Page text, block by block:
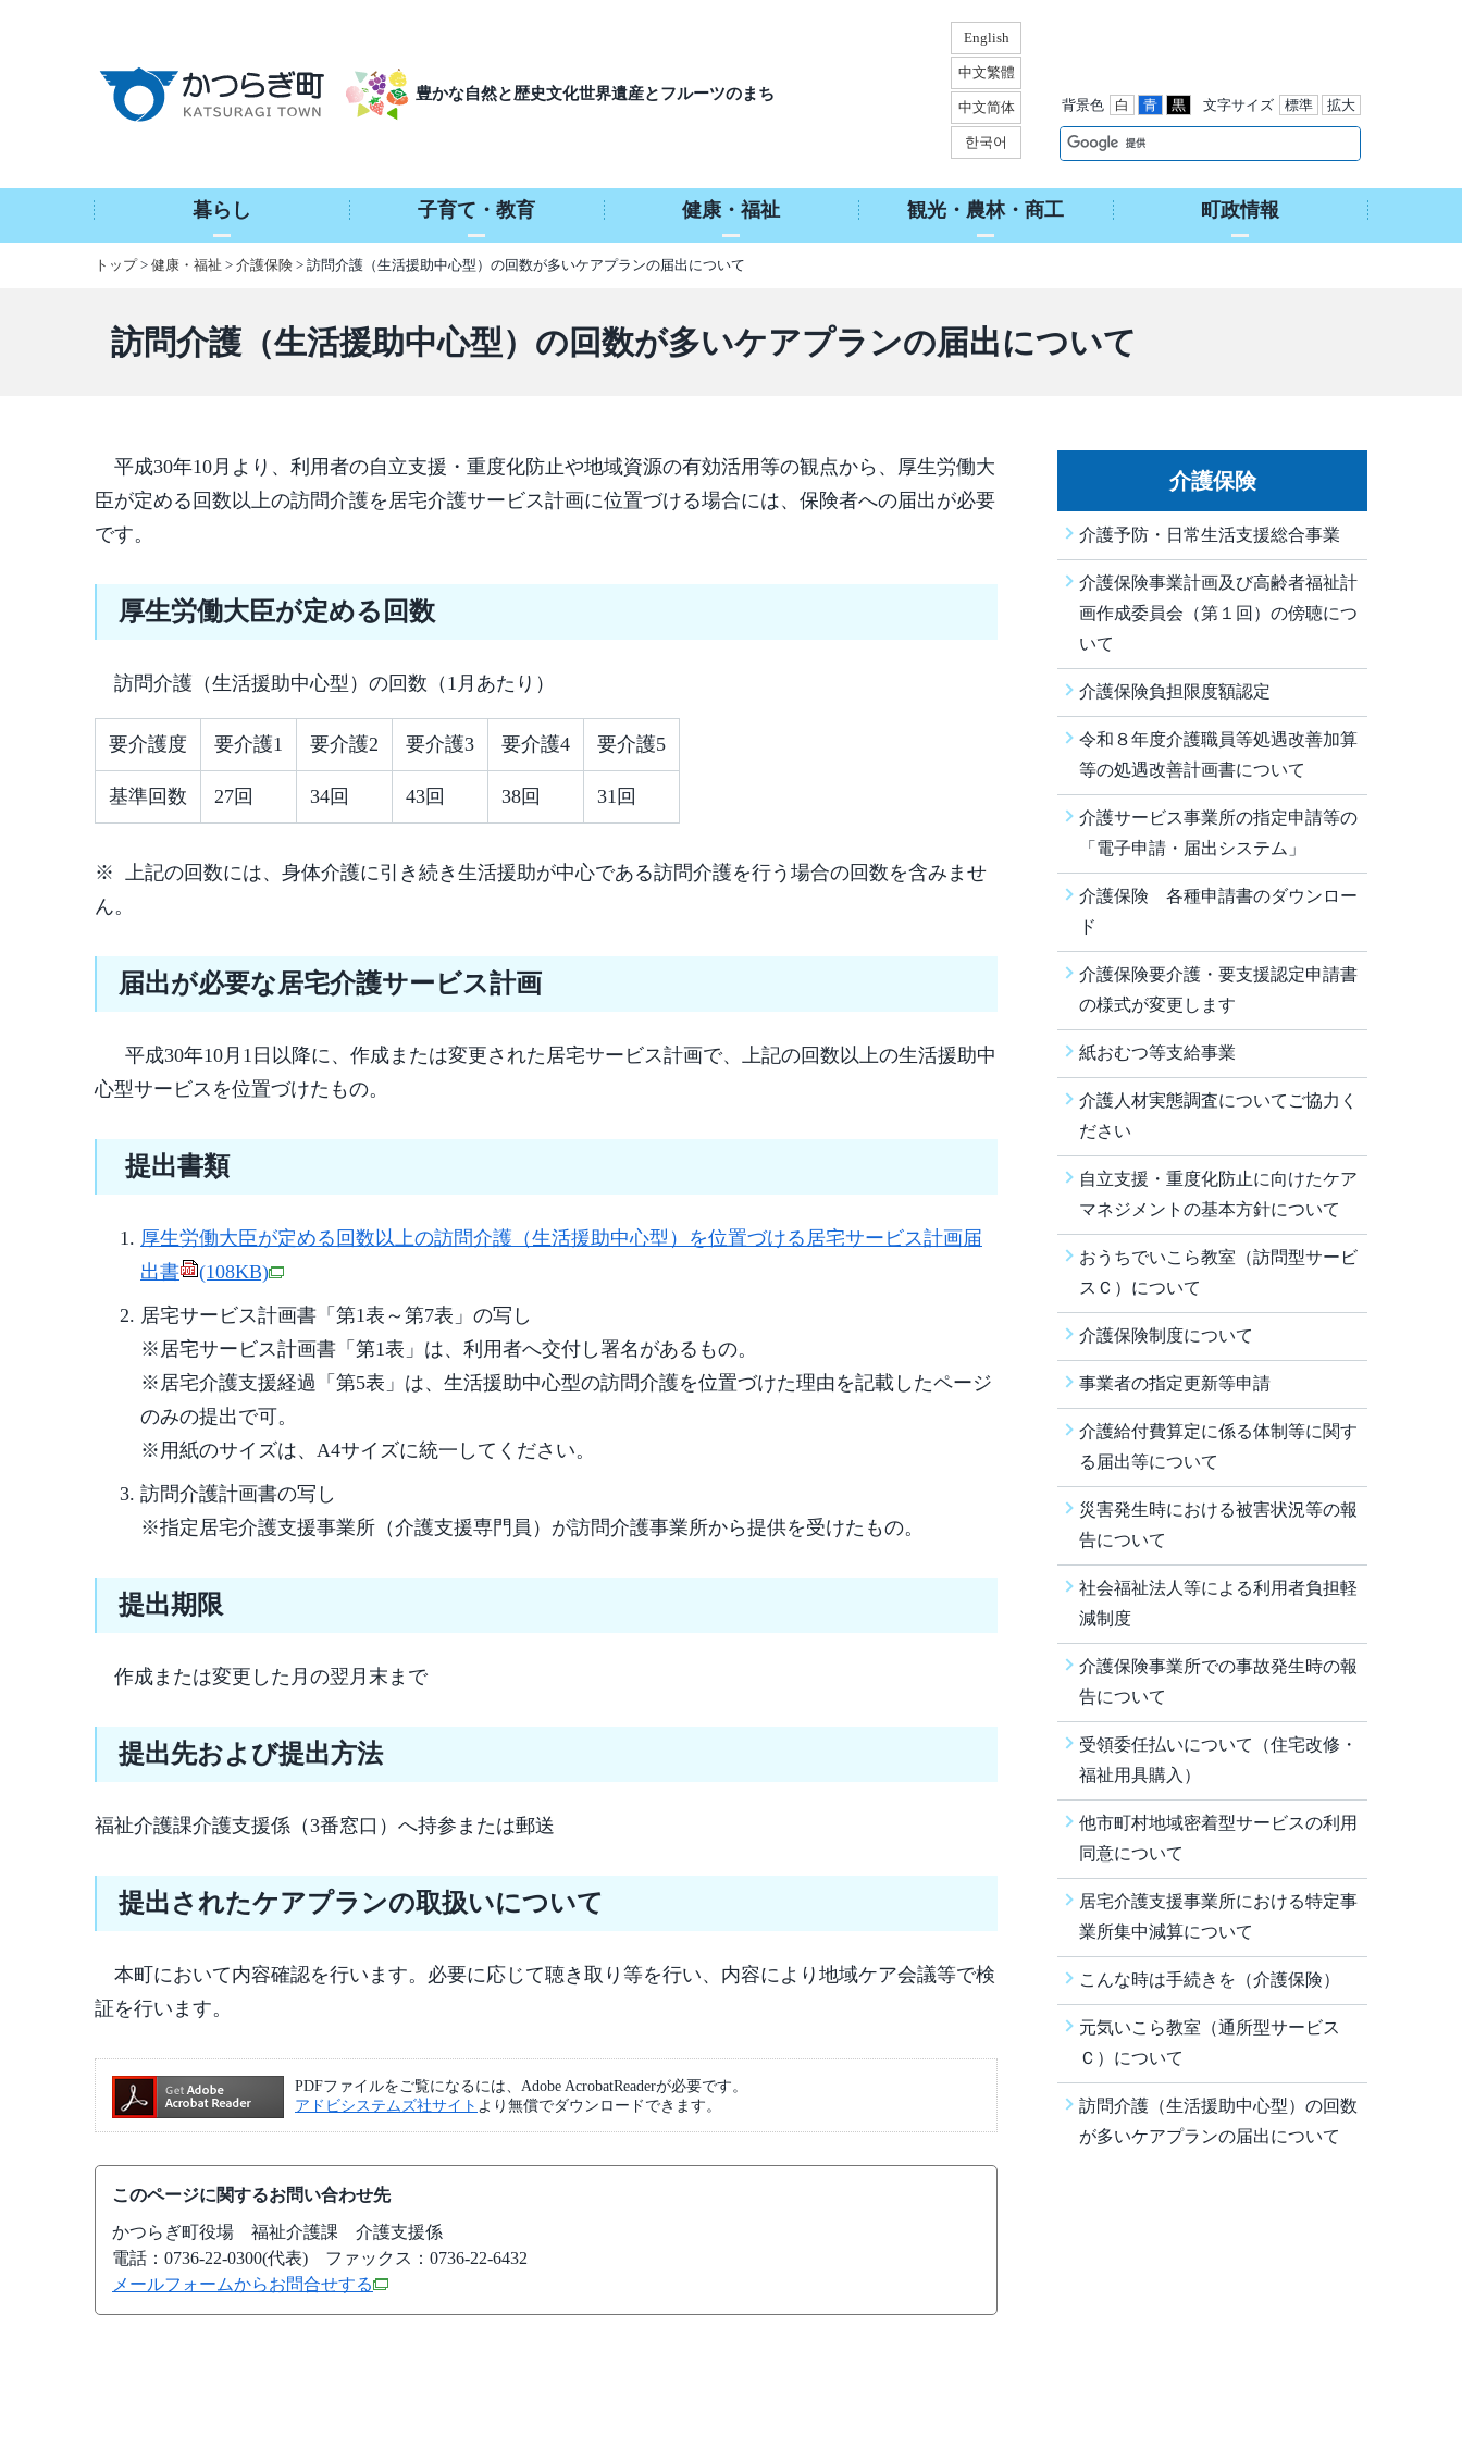
豊かな自然と歴史文化世界遺産とフルーツのまち
English
中文繁體
中文简体
한국어
背景色 白 青 黒 文字サイズ 標準 拡大
暮らし 子育て・教育 健康・福祉 観光・農林・商工 町政情報
トップ> 健康・福祉 > 介護保険 > 訪問介護（生活援助中心型）の回数が多いケアプランの届出について
訪問介護（生活援助中心型）の回数が多いケアプランの届出について
平成30年10月より、利用者の自立支援・重度化防止や地域資源の有効活用等の観点から、厚生労働大
臣が定める回数以上の訪問介護を居宅介護サービス計画に位置づける場合には、保険者への届出が必要
です。
厚生労働大臣が定める回数
訪問介護（生活援助中心型）の回数（1月あたり）
要介護度 要介護1 要介護2 要介護3 要介護4 要介護5
基準回数 27回 34回 43回 38回 31回
※ 上記の回数には、身体介護に引き続き生活援助が中心である訪問介護を行う場合の回数を含みませ
ん。
届出が必要な居宅介護サービス計画
平成30年10月1日以降に、作成または変更された居宅サービス計画で、上記の回数以上の生活援助中
心型サービスを位置づけたもの。
提出書類
厚生労働大臣が定める回数以上の訪問介護（生活援助中心型）を位置づける居宅サービス計画届
出書
(108KB)
居宅サービス計画書「第1表～第7表」の写し
※居宅サービス計画書「第1表」は、利用者へ交付し署名があるもの。
※居宅介護支援経過「第5表」は、生活援助中心型の訪問介護を位置づけた理由を記載したページ
のみの提出で可。
※用紙のサイズは、A4サイズに統一してください。
訪問介護計画書の写し
※指定居宅介護支援事業所（介護支援専門員）が訪問介護事業所から提供を受けたもの。
提出期限
作成または変更した月の翌月末まで
提出先および提出方法
福祉介護課介護支援係（3番窓口）へ持参または郵送
提出されたケアプランの取扱いについて
本町において内容確認を行います。必要に応じて聴き取り等を行い、内容により地域ケア会議等で検
証を行います。
PDFファイルをご覧になるには、Adobe AcrobatReaderが必要です。
アドビシステムズ社サイト より無償でダウンロードできます。
このページに関するお問い合わせ先
かつらぎ町役場 福祉介護課 介護支援係
電話：0736-22-0300(代表)
ファックス：0736-22-6432
メールフォームからお問合せする
介護保険
介護予防・日常生活支援総合事業
介護保険事業計画及び高齢者福祉計
画作成委員会（第１回）の傍聴につ
いて
介護保険負担限度額認定
令和８年度介護職員等処遇改善加算
等の処遇改善計画書について
介護サービス事業所の指定申請等の
「電子申請・届出システム」
介護保険 各種申請書のダウンロー
ド
介護保険要介護・要支援認定申請書
の様式が変更します
紙おむつ等支給事業
介護人材実態調査についてご協力く
ださい
自立支援・重度化防止に向けたケア
マネジメントの基本方針について
おうちでいこら教室（訪問型サービ
スＣ）について
介護保険制度について
事業者の指定更新等申請
介護給付費算定に係る体制等に関す
る届出等について
災害発生時における被害状況等の報
告について
社会福祉法人等による利用者負担軽
減制度
介護保険事業所での事故発生時の報
告について
受領委任払いについて（住宅改修・
福祉用具購入）
他市町村地域密着型サービスの利用
同意について
居宅介護支援事業所における特定事
業所集中減算について
こんな時は手続きを（介護保険）
元気いこら教室（通所型サービス
Ｃ）について
訪問介護（生活援助中心型）の回数
が多いケアプランの届出について